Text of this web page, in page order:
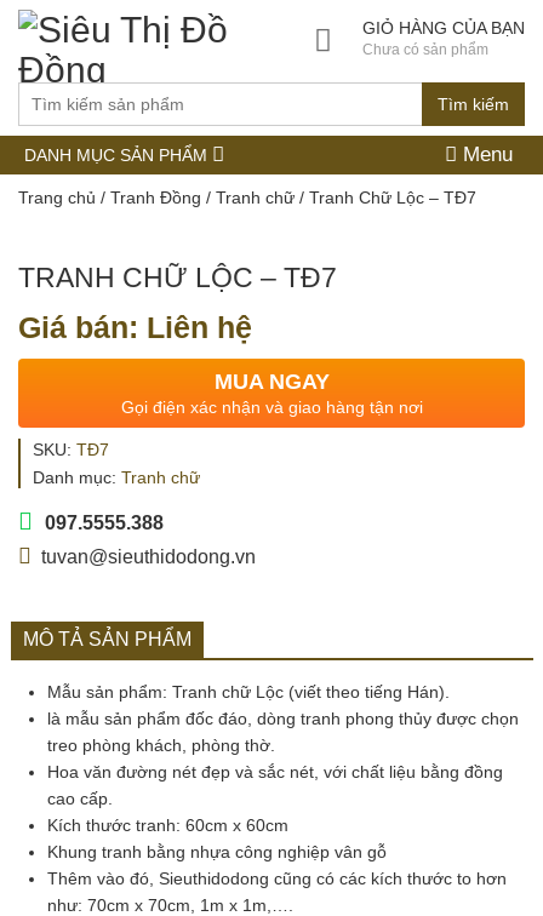
Tìm kiếm
GIỎ HÀNG CỦA BẠN
Chưa có sản phẩm
DANH MỤC SẢN PHẨM Menu
Trang chủ / Tranh Đồng / Tranh chữ / Tranh Chữ Lộc – TĐ7
TRANH CHỮ LỘC – TĐ7
Giá bán: Liên hệ
MUA NGAY
Gọi điện xác nhận và giao hàng tận nơi
SKU: TĐ7
Danh mục: Tranh chữ
097.5555.388
tuvan@sieuthidodong.vn
MÔ TẢ SẢN PHẨM
Mẫu sản phẩm: Tranh chữ Lộc (viết theo tiếng Hán).
là mẫu sản phẩm đốc đáo, dòng tranh phong thủy được chọn
treo phòng khách, phòng thờ.
Hoa văn đường nét đẹp và sắc nét, với chất liệu bằng đồng
cao cấp.
Kích thước tranh: 60cm x 60cm
Khung tranh bằng nhựa công nghiệp vân gỗ
Thêm vào đó, Sieuthidodong cũng có các kích thước to hơn
như: 70cm x 70cm, 1m x 1m,….